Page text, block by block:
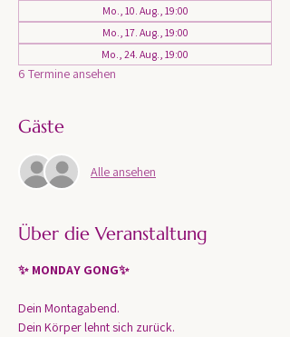
Mo., 10. Aug., 19:00
Mo., 17. Aug., 19:00
Mo., 24. Aug., 19:00
6 Termine ansehen
Gäste
Alle ansehen
Über die Veranstaltung
✨ MONDAY GONG✨
Dein Montagabend.
Dein Körper lehnt sich zurück.